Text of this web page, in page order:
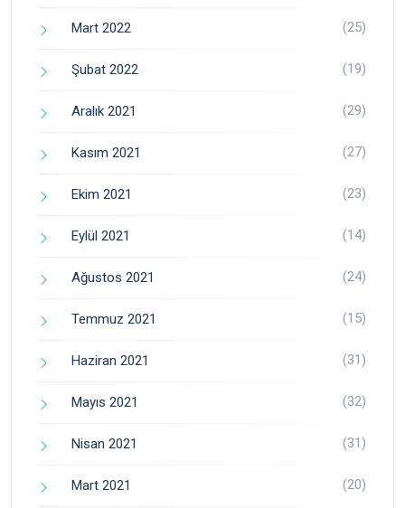
Mart 2022 (25)
Şubat 2022 (19)
Aralık 2021 (29)
Kasım 2021 (27)
Ekim 2021 (23)
Eylül 2021 (14)
Ağustos 2021 (24)
Temmuz 2021 (15)
Haziran 2021 (31)
Mayıs 2021 (32)
Nisan 2021 (31)
Mart 2021 (20)